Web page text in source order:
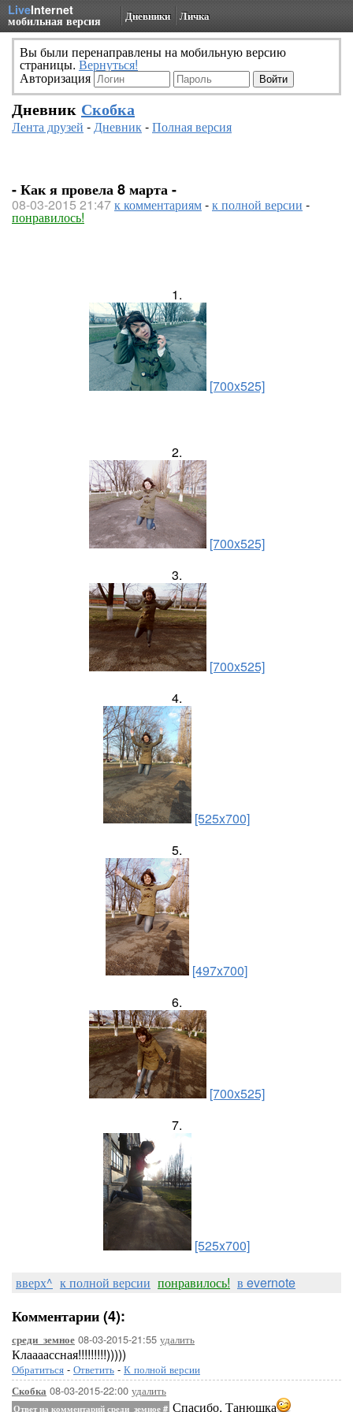
LiveInternet
мобильная версия Дневники Личка
Вы были перенаправлены на мобильную версию
страницы. Вернуться!
Авторизация
Дневник Скобка
Лента друзей -Дневник-Полная версия
- Как я провела 8 марта -
08-03-2015 21:47к комментариям-к полной версии -
понравилось!
1.
[700x525]
2.
[700x525]
3.
[700x525]
4.
[525x700]
5.
[497x700]
6.
[700x525]
7.
[525x700]
вверх^ к полной версии понравилось! в evernote
Комментарии (4):
среди_земное 08-03-2015-21:55 удалить
Клаааассная!!!!!!!!!)))))
Обратиться - Ответить - К полной версии
Скобка 08-03-2015-22:00 удалить
Ответ на комментарий среди_земное # Спасибо, Танюшка